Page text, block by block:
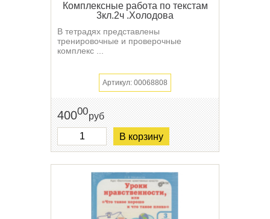
Комплексные работа по текстам
3кл.2ч .Холодова
В тетрадях представлены
тренировочные и проверочные
комплекс ...
Артикул: 00068808
40000руб
В корзину